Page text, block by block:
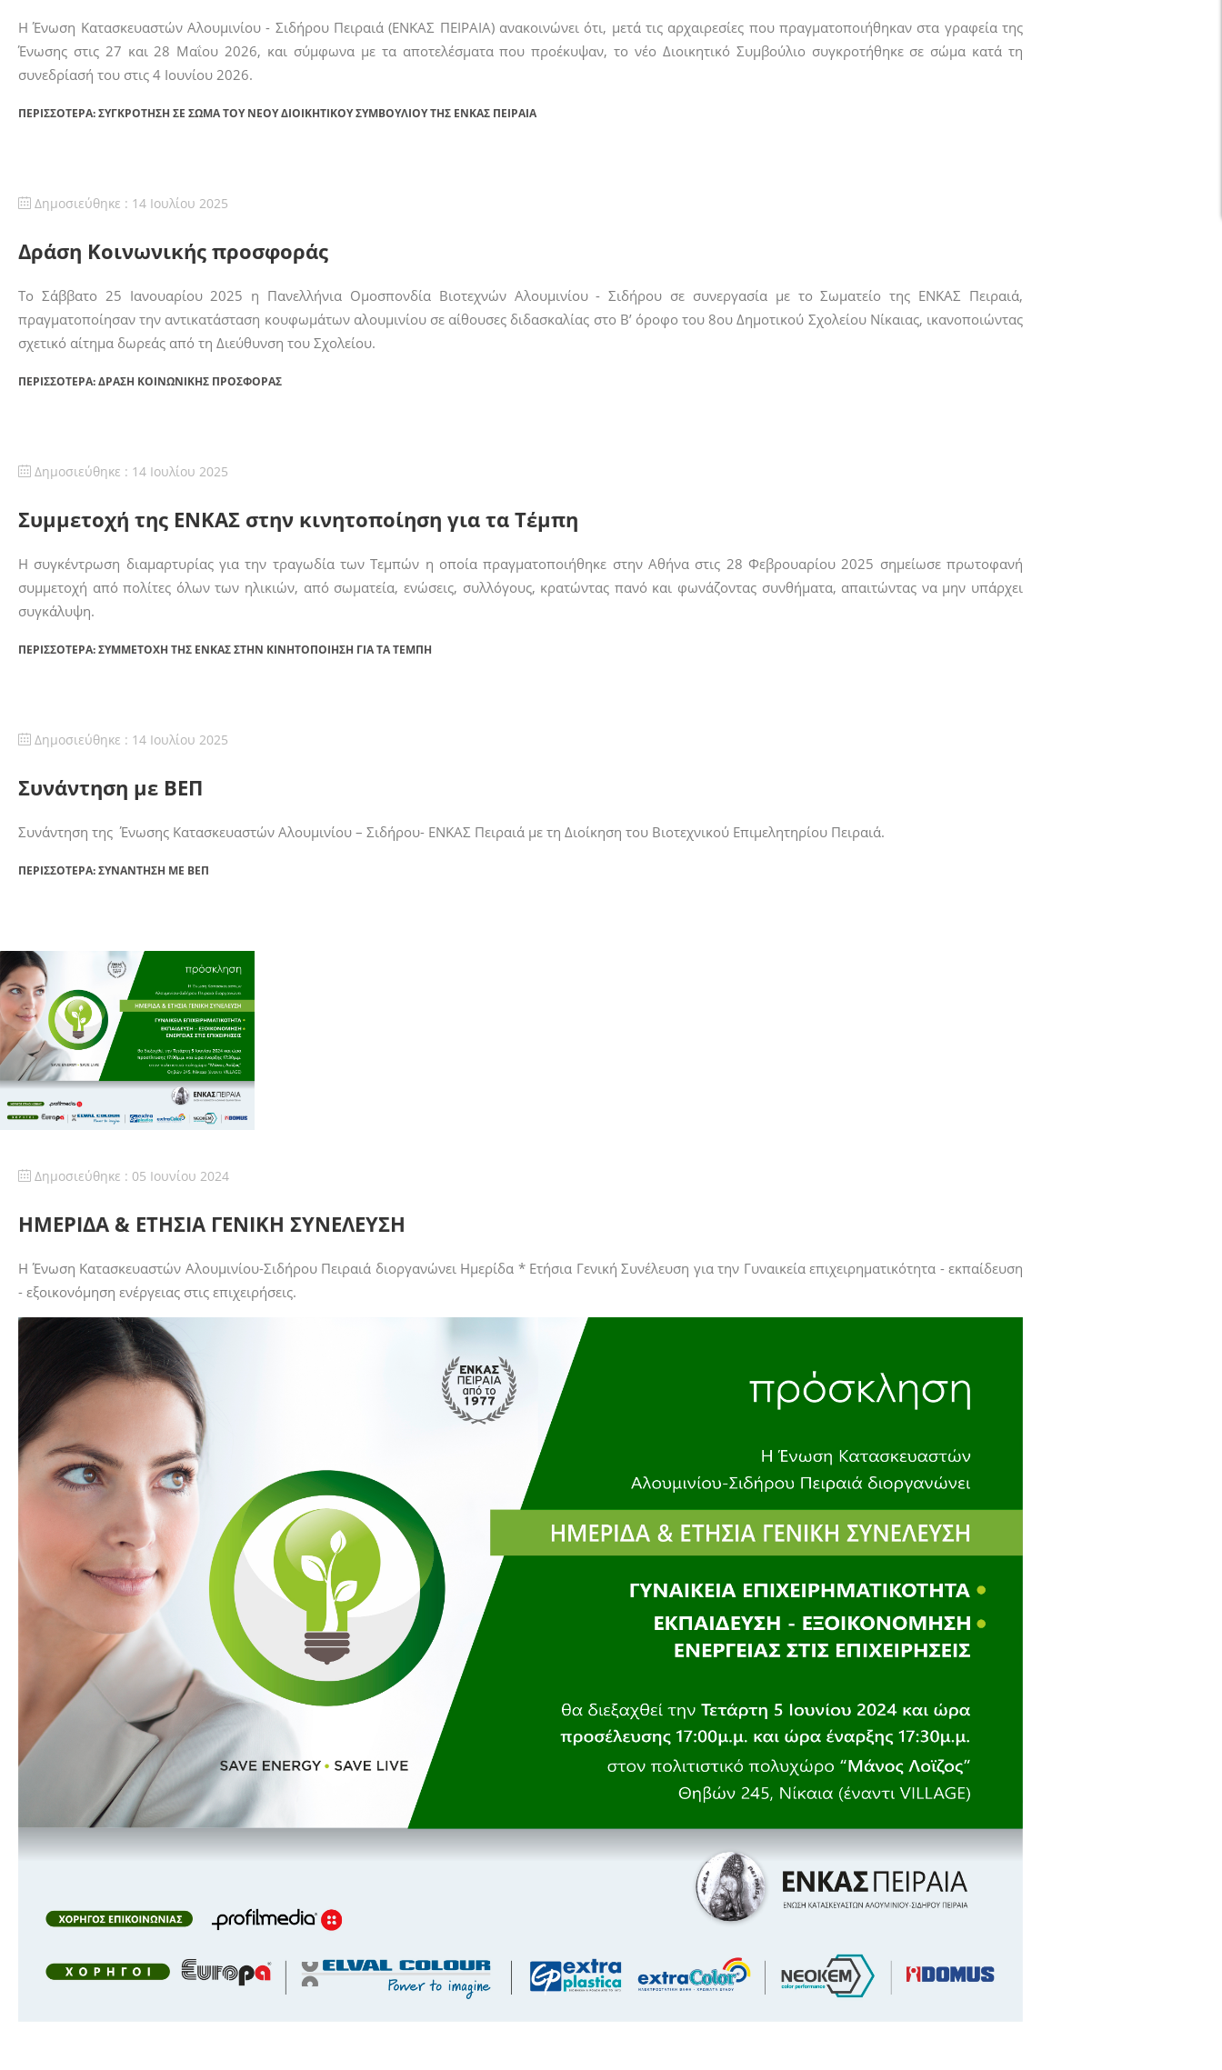
Η Ένωση Κατασκευαστών Αλουμινίου - Σιδήρου Πειραιά (ΕΝΚΑΣ ΠΕΙΡΑΙΑ) ανακοινώνει ότι, μετά τις αρχαιρεσίες που πραγματοποιήθηκαν στα γραφεία της
Ένωσης στις 27 και 28 Μαΐου 2026, και σύμφωνα με τα αποτελέσματα που προέκυψαν, το νέο Διοικητικό Συμβούλιο συγκροτήθηκε σε σώμα κατά τη
συνεδρίασή του στις 4 Ιουνίου 2026.
ΠΕΡΙΣΣΌΤΕΡΑ: ΣΥΓΚΡΌΤΗΣΗ ΣΕ ΣΏΜΑ ΤΟΥ ΝΈΟΥ ΔΙΟΙΚΗΤΙΚΟΎ ΣΥΜΒΟΥΛΊΟΥ ΤΗΣ ΕΝΚΑΣ ΠΕΙΡΑΙΑ
Δημοσιεύθηκε : 14 Ιουλίου 2025
Δράση Κοινωνικής προσφοράς
Το Σάββατο 25 Ιανουαρίου 2025 η Πανελλήνια Ομοσπονδία Βιοτεχνών Αλουμινίου - Σιδήρου σε συνεργασία με το Σωματείο της ΕΝΚΑΣ Πειραιά,
πραγματοποίησαν την αντικατάσταση κουφωμάτων αλουμινίου σε αίθουσες διδασκαλίας στο Β’ όροφο του 8ου Δημοτικού Σχολείου Νίκαιας, ικανοποιώντας
σχετικό αίτημα δωρεάς από τη Διεύθυνση του Σχολείου.
ΠΕΡΙΣΣΌΤΕΡΑ: ΔΡΆΣΗ ΚΟΙΝΩΝΙΚΉΣ ΠΡΟΣΦΟΡΆΣ
Δημοσιεύθηκε : 14 Ιουλίου 2025
Συμμετοχή της ΕΝΚΑΣ στην κινητοποίηση για τα Τέμπη
Η συγκέντρωση διαμαρτυρίας για την τραγωδία των Τεμπών η οποία πραγματοποιήθηκε στην Αθήνα στις 28 Φεβρουαρίου 2025 σημείωσε πρωτοφανή
συμμετοχή από πολίτες όλων των ηλικιών, από σωματεία, ενώσεις, συλλόγους, κρατώντας πανό και φωνάζοντας συνθήματα, απαιτώντας να μην υπάρχει
συγκάλυψη.
ΠΕΡΙΣΣΌΤΕΡΑ: ΣΥΜΜΕΤΟΧΉ ΤΗΣ ΕΝΚΑΣ ΣΤΗΝ ΚΙΝΗΤΟΠΟΊΗΣΗ ΓΙΑ ΤΑ ΤΈΜΠΗ
Δημοσιεύθηκε : 14 Ιουλίου 2025
Συνάντηση με ΒΕΠ
Συνάντηση της Ένωσης Κατασκευαστών Αλουμινίου – Σιδήρου- ΕΝΚΑΣ Πειραιά με τη Διοίκηση του Βιοτεχνικού Επιμελητηρίου Πειραιά.
ΠΕΡΙΣΣΌΤΕΡΑ: ΣΥΝΆΝΤΗΣΗ ΜΕ ΒΕΠ
Δημοσιεύθηκε : 05 Ιουνίου 2024
ΗΜΕΡΙΔΑ & ΕΤΗΣΙΑ ΓΕΝΙΚΗ ΣΥΝΕΛΕΥΣΗ
Η Ένωση Κατασκευαστών Αλουμινίου-Σιδήρου Πειραιά διοργανώνει Ημερίδα * Ετήσια Γενική Συνέλευση για την Γυναικεία επιχειρηματικότητα - εκπαίδευση
- εξοικονόμηση ενέργειας στις επιχειρήσεις.